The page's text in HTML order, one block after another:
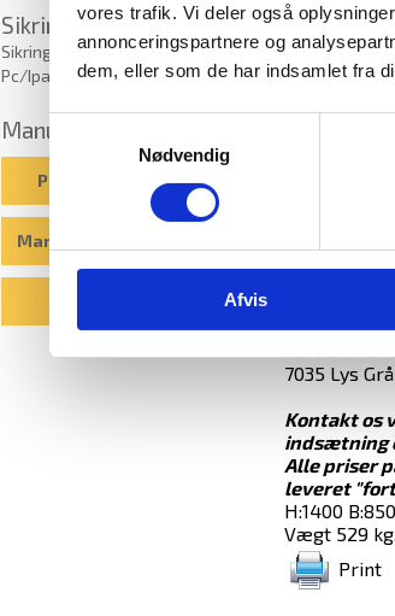
vores trafik. Vi deler også
annonceringspartnere og
dem, eller som de har indsamlet fra
Samtykkevalg
Nødvendig
Afvis
Sikring
Sikring af bærbar
Pc/Ipad/opladning
Manualer
Pengeskabsguiden
Manualer til elkodelåse
Kan
Udv. H:
Indv. H:
Dobbelt-bit
Forberedt
fastboltning
7035 Lys Grå
Kontakt os
indsætning
Alle priser
leveret
H:1400
Vægt 529 kg.
Print